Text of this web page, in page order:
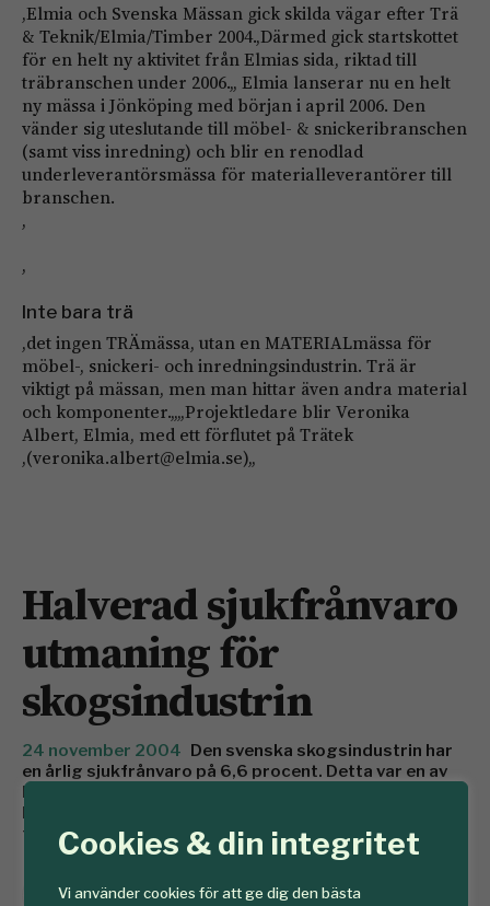
Cookies & din integritet
Vi använder cookies för att ge dig den bästa
,Elmia och Svenska Mässan gick skilda vägar efter Trä
& Teknik/Elmia/Timber 2004.,Därmed gick startskottet
för en helt ny aktivitet från Elmias sida, riktad till
träbranschen under 2006.,, Elmia lanserar nu en helt
ny mässa i Jönköping med början i april 2006. Den
vänder sig uteslutande till möbel- & snickeribranschen
(samt viss inredning) och blir en renodlad
underleverantörsmässa för materialleverantörer till
branschen.
,
,
Inte bara trä
,det ingen TRÄmässa, utan en MATERIALmässa för
möbel-, snickeri- och inredningsindustrin. Trä är
viktigt på mässan, men man hittar även andra material
och komponenter.,,,,Projektledare blir Veronika
Albert, Elmia, med ett förflutet på Trätek
,(veronika.albert@elmia.se),,
Halverad sjukfrånvaro
utmaning för
skogsindustrin
24 november 2004
Den svenska skogsindustrin har
en årlig sjukfrånvaro på 6,6 procent. Detta var en av
från 17 bruk träffades.